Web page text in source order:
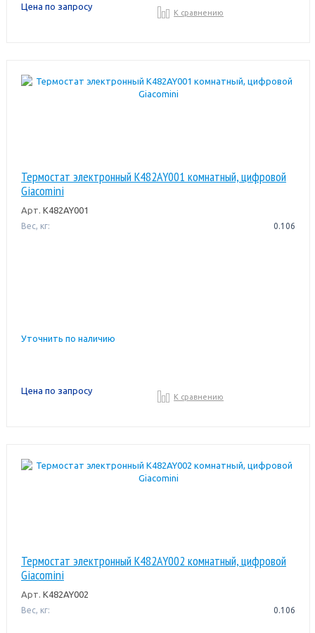
Цена по запросу
К сравнению
Термостат электронный K482AY001 комнатный, цифровой
Giacomini
Арт. K482AY001
Вес, кг: 0.106
Уточнить по наличию
Цена по запросу
К сравнению
Термостат электронный K482AY002 комнатный, цифровой
Giacomini
Арт. K482AY002
Вес, кг: 0.106